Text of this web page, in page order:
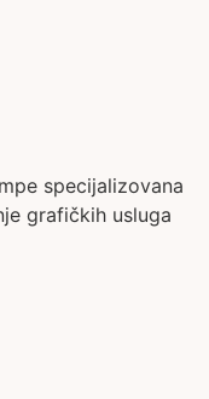
specijalizovana
grafičkih usluga